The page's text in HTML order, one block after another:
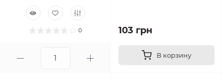
0 103 грн
В корзину